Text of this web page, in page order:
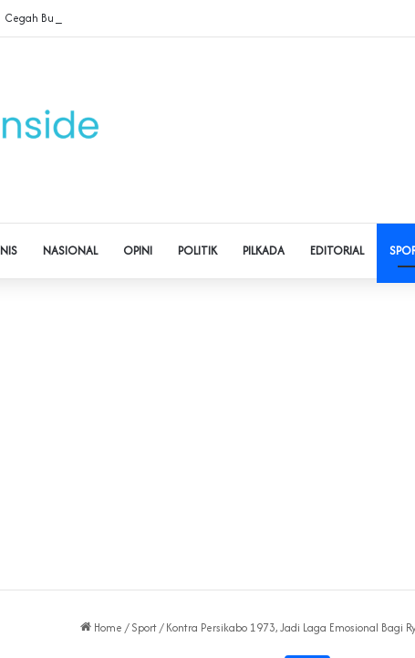
Cegah Buruh Terjerat Judol dan Pinjol, Polda Banten Gandeng SPSI Perkuat Literasi
NASIONAL OPINI POLITIK PILKADA EDITORIAL
Home / Sport/ Kontra Persikabo 1973, Jadi Laga Emosional Bagi